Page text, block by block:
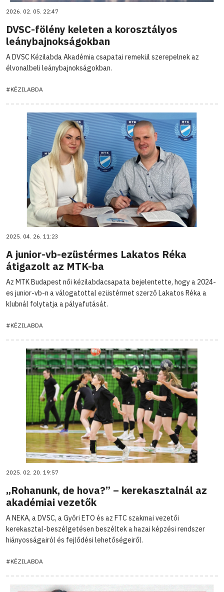
2026. 02. 05. 22:47
DVSC-fölény keleten a korosztályos
leánybajnokságokban
A DVSC Kézilabda Akadémia csapatai remekül szerepelnek az
élvonalbeli leánybajnokságokban.
#KÉZILABDA
2025. 04. 26. 11:23
A junior-vb-ezüstérmes Lakatos Réka
átigazolt az MTK-ba
Az MTK Budapest női kézilabdacsapata bejelentette, hogy a 2024-
es junior-vb-n a válogatottal ezüstérmet szerző Lakatos Réka a
klubnál folytatja a pályafutását.
#KÉZILABDA
2025. 02. 20. 19:57
„Rohanunk, de hova?” – kerekasztalnál az
akadémiai vezetők
A NEKA, a DVSC, a Győri ETO és az FTC szakmai vezetői
kerekasztal-beszélgetésen beszéltek a hazai képzési rendszer
hiányosságairól és fejlődési lehetőségeiről.
#KÉZILABDA